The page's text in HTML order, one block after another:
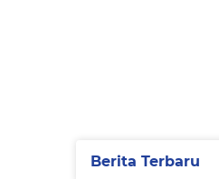
Berita Terbaru